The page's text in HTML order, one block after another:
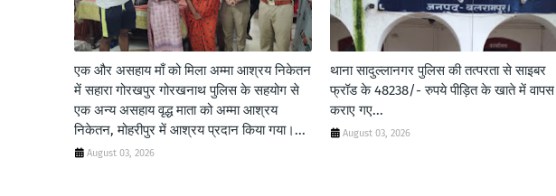
एक और असहाय माँ को मिला अम्मा आश्रय निकेतन
में सहारा गोरखपुर गोरखनाथ पुलिस के सहयोग से
एक अन्य असहाय वृद्ध माता को अम्मा आश्रय
निकेतन, मोहरीपुर में आश्रय प्रदान किया गया।...
August 03, 2026
थाना सादुल्लानगर पुलिस की तत्परता से साइबर
फ्रॉड के 48238/- रुपये पीड़ित के खाते में वापस
कराए गए...
August 03, 2026